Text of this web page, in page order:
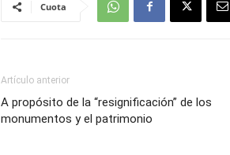
Cuota
Artículo anterior
A propósito de la “resignificación” de los
monumentos y el patrimonio